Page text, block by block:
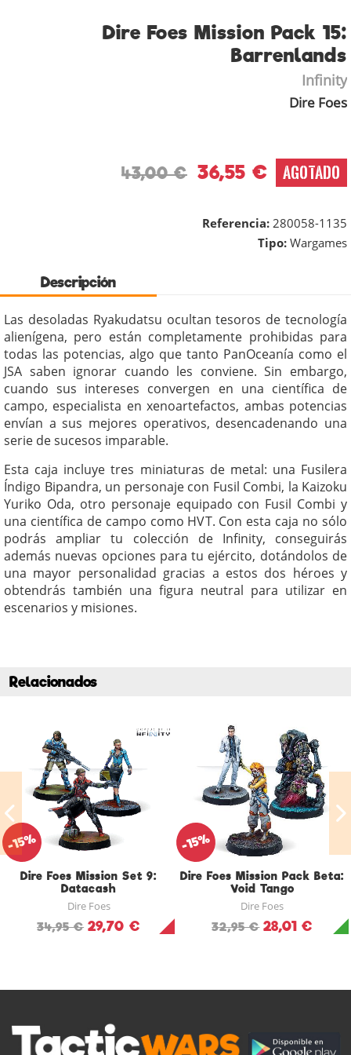
Dire Foes Mission Pack 15:
Barrenlands
Infinity
Dire Foes
43,00 € 36,55 € AGOTADO
Referencia: 280058-1135
Tipo: Wargames
Descripción
Las desoladas Ryakudatsu ocultan tesoros de tecnología
alienígena, pero están completamente prohibidas para
todas las potencias, algo que tanto PanOceanía como el
JSA saben ignorar cuando les conviene. Sin embargo,
cuando sus intereses convergen en una científica de
campo, especialista en xenoartefactos, ambas potencias
envían a sus mejores operativos, desencadenando una
serie de sucesos imparable.
Esta caja incluye tres miniaturas de metal: una Fusilera
Índigo Bipandra, un personaje con Fusil Combi, la Kaizoku
Yuriko Oda, otro personaje equipado con Fusil Combi y
una científica de campo como HVT. Con esta caja no sólo
podrás ampliar tu colección de Infinity, conseguirás
además nuevas opciones para tu ejército, dotándolos de
una mayor personalidad gracias a estos dos héroes y
obtendrás también una figura neutral para utilizar en
escenarios y misiones.
Relacionados
Dire Foes Mission Set 9:
Datacash
Dire Foes
34,95 € 29,70 €
-15%
Dire Foes Mission Pack Beta:
Void Tango
Dire Foes
32,95 € 28,01 €
-15%